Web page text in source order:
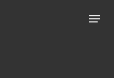
Menu